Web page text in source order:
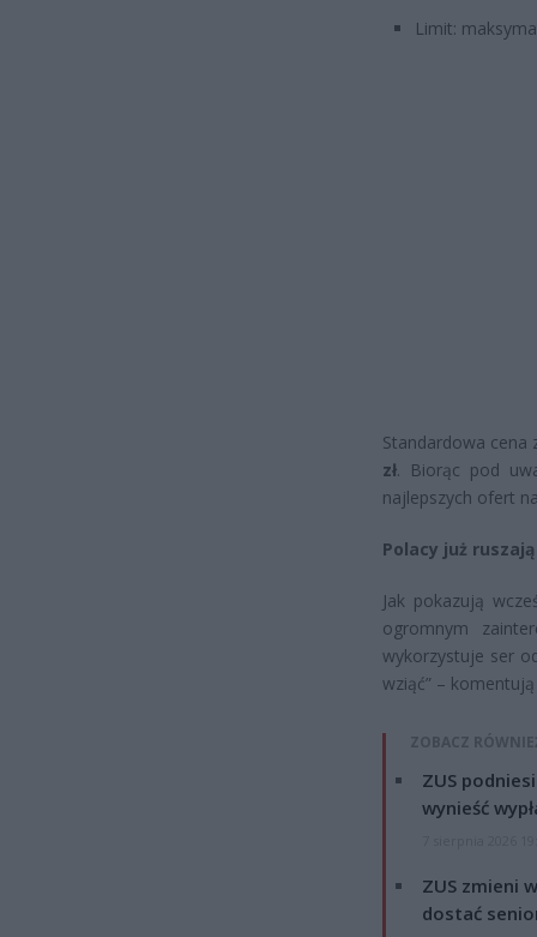
Limit:
Standardowa
zł. Biorąc pod
najlepszych ofert
Polacy już
Jak pokazują
ogromnym
wykorzystuje ser
wziąć” –
ZOBACZ
ZUS
wynieść
ZUS zmieni
dostać